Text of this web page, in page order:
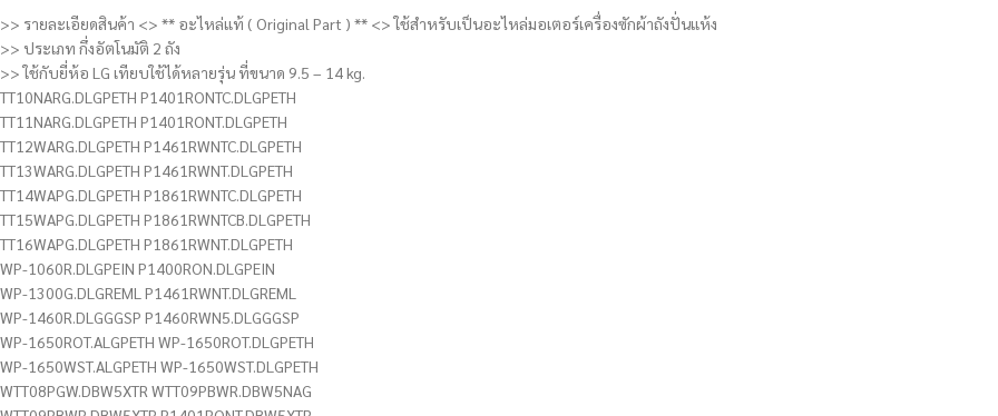
>> รายละเอียดสินค้า <> ** อะไหล่แท้ ( Original Part ) ** <> ใช้สำหรับเป็นอะไหล่มอเตอร์เครื่องซักผ้าถังปั่นแห้ง
>> ประเภท กึ่งอัตโนมัติ 2 ถัง
>> ใช้กับยี่ห้อ LG เทียบใช้ได้หลายรุ่น ที่ขนาด 9.5 – 14 kg.
TT10NARG.DLGPETH P1401RONTC.DLGPETH
TT11NARG.DLGPETH P1401RONT.DLGPETH
TT12WARG.DLGPETH P1461RWNTC.DLGPETH
TT13WARG.DLGPETH P1461RWNT.DLGPETH
TT14WAPG.DLGPETH P1861RWNTC.DLGPETH
TT15WAPG.DLGPETH P1861RWNTCB.DLGPETH
TT16WAPG.DLGPETH P1861RWNT.DLGPETH
WP-1060R.DLGPEIN P1400RON.DLGPEIN
WP-1300G.DLGREML P1461RWNT.DLGREML
WP-1460R.DLGGGSP P1460RWN5.DLGGGSP
WP-1650ROT.ALGPETH WP-1650ROT.DLGPETH
WP-1650WST.ALGPETH WP-1650WST.DLGPETH
WTT08PGW.DBW5XTR WTT09PBWR.DBW5NAG